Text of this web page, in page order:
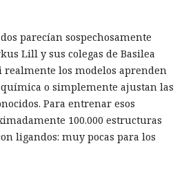
parecían sospechosamente
Lill y sus colegas de Basilea
los modelos aprenden
o simplemente ajustan las
Para entrenar esos
100.000 estructuras
ligandos: muy pocas para los